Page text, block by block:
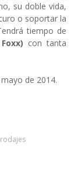
su doble vida,
o soportar la
tiempo de
con tanta
de 2014.
rodajes